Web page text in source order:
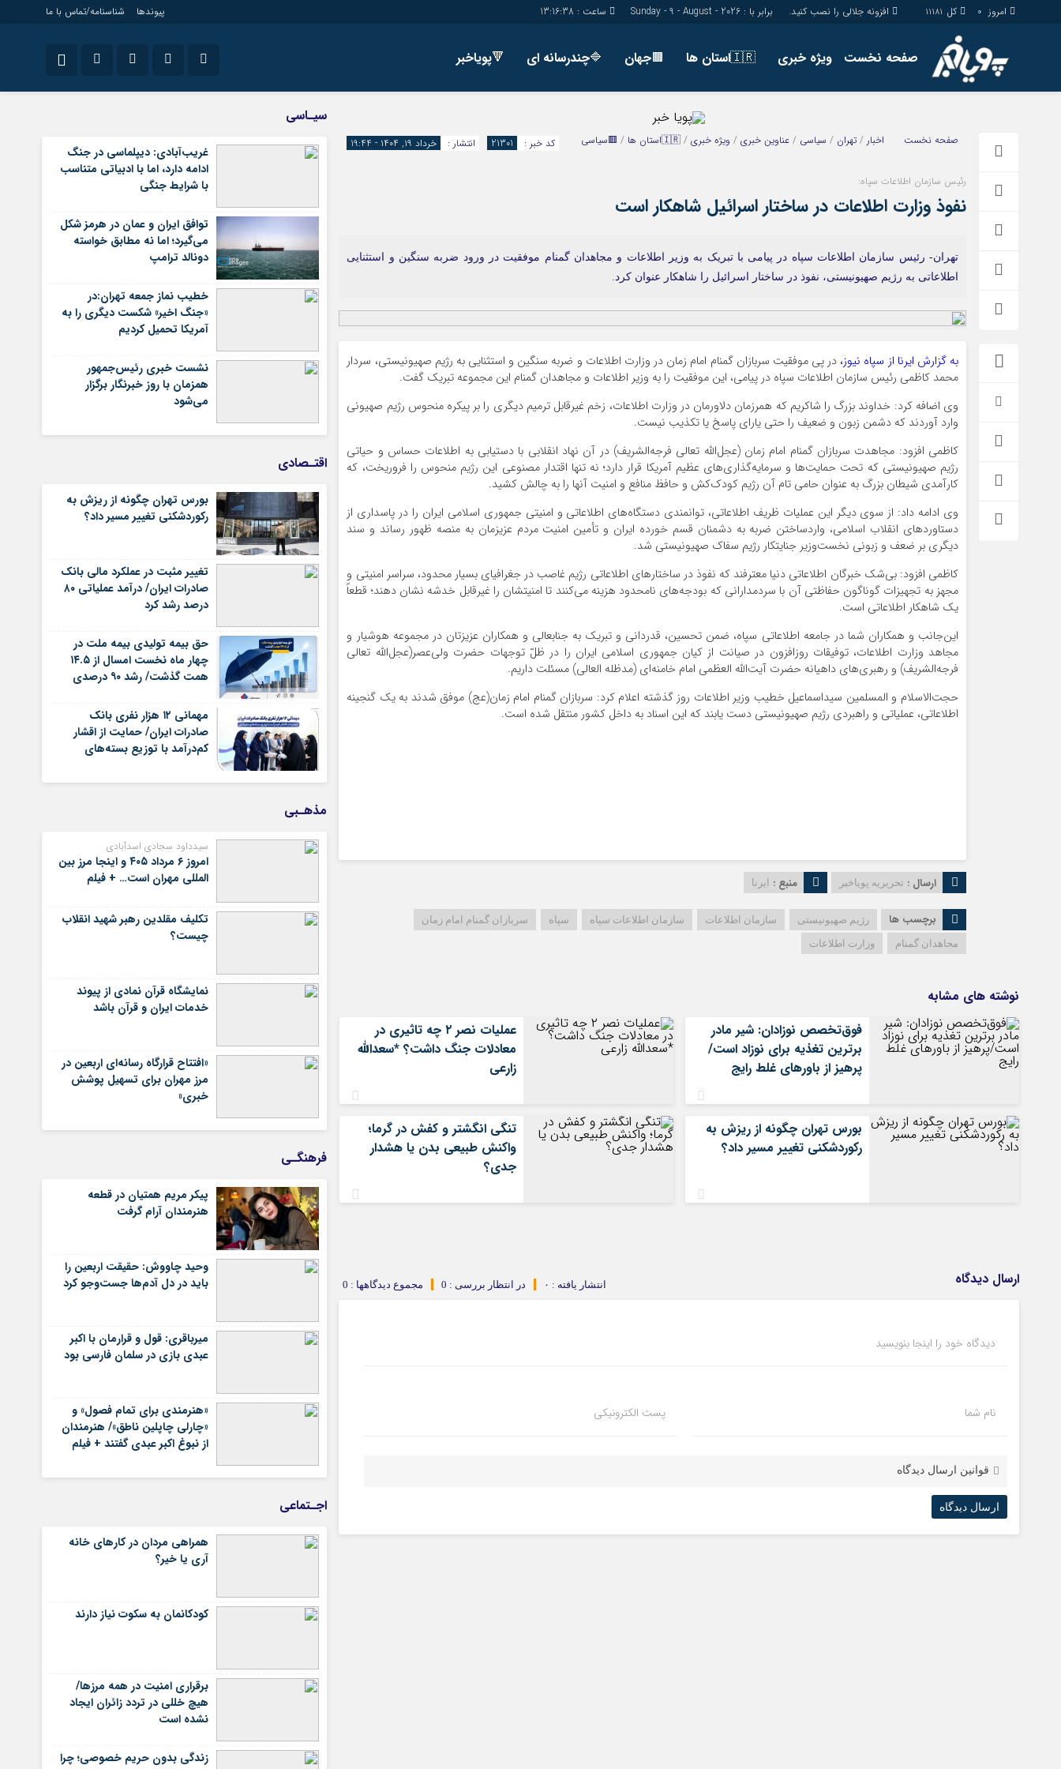
کل 11181 امروز 0 افزونه جلالی را نصب کنید. برابر با : Sunday - 9 - August - 2026 ساعت : 13:16:39 پیوندها شناسنامه/تماس با ما
صفحه نخست ویژه خبری 🇮🇷استان ها 🟫جهان 🔷چندرسانه ای 🔻پویاخبر
سروش
ایتا
آپارات
اپلیکیشن
مرا به خاطر بسپار
اقتصاد
گالری فیلم
شناسنامه/تماس با ما
گروه اجتماعی
اقتصاد
سیاسی
صفحه نخست اخبار / تهران / سیاسی / عناوین خبری / ویژه خبری / 🇮🇷استان ها / 🟥سیاسی انتشار : خرداد ۱۹, ۱۴۰۴ - 19:44 کد خبر : 21301
رئیس سازمان اطلاعات سپاه:
نفوذ وزارت اطلاعات در ساختار اسرائیل شاهکار است
تهران- رئیس سازمان اطلاعات سپاه در پیامی با تبریک به وزیر اطلاعات و مجاهدان گمنام موفقیت در ورود ضربه سنگین و استثنایی
اطلاعاتی به رژیم صهیونیستی، نفوذ در ساختار اسرائیل را شاهکار عنوان کرد.
به گزارش ایرنا از سپاه نیوز، در پی موفقیت سربازان گمنام امام زمان در وزارت اطلاعات و ضربه سنگین و استثنایی به رژیم صهیونیستی، سردار
محمد کاظمی رئیس سازمان اطلاعات سپاه در پیامی، این موفقیت را به وزیر اطلاعات و مجاهدان گمنام این مجموعه تبریک گفت.
وی اضافه کرد: خداوند بزرگ را شاکریم که همرزمان دلاورمان در وزارت اطلاعات، زخم غیرقابل ترمیم دیگری را بر پیکره منحوس رژیم صهیونی
وارد آوردند که دشمن زبون و ضعیف را حتی یارای پاسخ یا تکذیب نیست.
کاظمی افزود: مجاهدت سربازان گمنام امام زمان (عجل‌الله تعالی فرجه‌الشریف) در آن نهاد انقلابی با دستیابی به اطلاعات حساس و حیاتی
رژیم صهیونیستی که تحت حمایت‌ها و سرمایه‌گذاری‌های عظیم آمریکا قرار دارد؛ نه تنها اقتدار مصنوعی این رژیم منحوس را فروریخت، که
کارآمدی شیطان بزرگ به عنوان حامی تام آن رژیم کودک‌کش و حافظ منافع و امنیت آنها را به چالش کشید.
وی ادامه داد: از سوی دیگر این عملیات ظریف اطلاعاتی، توانمندی دستگاه‌های اطلاعاتی و امنیتی جمهوری اسلامی ایران را در پاسداری از
دستاوردهای انقلاب اسلامی، واردساختن ضربه به دشمنان قسم خورده ایران و تأمین امنیت مردم عزیزمان به منصه ظهور رساند و سند
دیگری بر ضعف و زبونی نخست‌وزیر جنایتکار رژیم سفاک صهیونیستی شد.
کاظمی افزود: بی‌شک خبرگان اطلاعاتی دنیا معترفند که نفوذ در ساختارهای اطلاعاتی رژیم غاصب در جغرافیای بسیار محدود، سراسر امنیتی و
مجهز به تجهیزات گوناگون حفاظتی آن با سردمدارانی که بودجه‌های نامحدود هزینه می‌کنند تا امنیتشان را غیرقابل خدشه نشان دهند؛ قطعاً
یک شاهکار اطلاعاتی است.
این‌جانب و همکاران شما در جامعه اطلاعاتی سپاه، ضمن تحسین، قدردانی و تبریک به جنابعالی و همکاران عزیزتان در مجموعه هوشیار و
مجاهد وزارت اطلاعات، توفیقات روزافزون در صیانت از کیان جمهوری اسلامی ایران را در ظلّ توجهات حضرت ولی‌عصر(عجل‌الله تعالی
فرجه‌الشریف) و رهبری‌های داهیانه حضرت آیت‌الله العظمی امام خامنه‌ای (مدظله العالی) مسئلت داریم.
حجت‌الاسلام و المسلمین سیداسماعیل خطیب وزیر اطلاعات روز گذشته اعلام کرد: سربازان گمنام امام زمان(عج) موفق شدند به یک گنجینه
اطلاعاتی، عملیاتی و راهبردی رژیم صهیونیستی دست یابند که این اسناد به داخل کشور منتقل شده است.
ارسال : تحریریه پویاخبر منبع : ایرنا
برچسب ها رژیم صهیونیستی سازمان اطلاعات سازمان اطلاعات سپاه سپاه
سربازان گمنام امام زمان
مجاهدان گمنام
وزارت اطلاعات
نوشته های مشابه
فوق‌تخصص نوزادان: شیر مادر
برترین تغذیه برای نوزاد است/
پرهیز از باورهای غلط رایج
عملیات نصر ۲ چه تاثیری در
معادلات جنگ داشت؟ *سعدالله
زارعی
بورس تهران چگونه از ریزش به
رکوردشکنی تغییر مسیر داد؟
تنگی انگشتر و کفش در گرما؛
واکنش طبیعی بدن یا هشدار
جدی؟
ارسال دیدگاه مجموع دیدگاهها : 0 در انتظار بررسی : 0 انتشار یافته : ۰
دیدگاه خود را اینجا بنویسید
نام شما پست الکترونیکی
قوانین ارسال دیدگاه
سیـاسی
غریب‌آبادی: دیپلماسی در جنگ
ادامه دارد، اما با ادبیاتی متناسب
با شرایط جنگی
توافق ایران و عمان در هرمز شکل
می‌گیرد؛ اما نه مطابق خواسته
دونالد ترامپ
خطیب نماز جمعه تهران:در
«جنگ اخیر» شکست دیگری را به
آمریکا تحمیل کردیم
نشست خبری رئیس‌جمهور
همزمان با روز خبرنگار برگزار
می‌شود
اقتـصادی
بورس تهران چگونه از ریزش به
رکوردشکنی تغییر مسیر داد؟
تغییر مثبت در عملکرد مالی بانک
صادرات ایران/ درآمد عملیاتی ۸۰
درصد رشد کرد
حق بیمه تولیدی بیمه ملت در
چهار ماه نخست امسال از ۱۴.۵
همت گذشت/ رشد ۹۰ درصدی
گذشته
مهمانی ۱۲ هزار نفری بانک
صادرات ایران/ حمایت از اقشار
کم‌درآمد با توزیع بسته‌های
مذهـبی
سیدداود سجادی اسدآبادی
امروز ۶ مرداد ۴۰۵ و اینجا مرز بین
المللی مهران است… + فیلم
تکلیف مقلدین رهبر شهید انقلاب
چیست؟
نمایشگاه قرآن نمادی از پیوند
خدمات ایران و قرآن باشد
«افتتاح قرارگاه رسانه‌ای اربعین در
مرز مهران برای تسهیل پوشش
خبری»
فرهنگـی
پیکر مریم همتیان در قطعه
هنرمندان آرام گرفت
وحید چاووش: حقیقت اربعین را
باید در دل آدم‌ها جست‌وجو کرد
میرباقری: قول و قرارمان با اکبر
عبدی بازی در سلمان فارسی بود
«هنرمندی برای تمام فصول» و
«چارلی چاپلین ناطق»/ هنرمندان
از نبوغ اکبر عبدی گفتند + فیلم
اجـتماعی
همراهی مردان در کارهای خانه
آری یا خیر؟
کودکانمان به سکوت نیاز دارند
برقراری امنیت در همه مرزها/
هیچ‌ خللی در تردد زائران ایجاد
نشده است
زندگی بدون حریم خصوصی؛ چرا